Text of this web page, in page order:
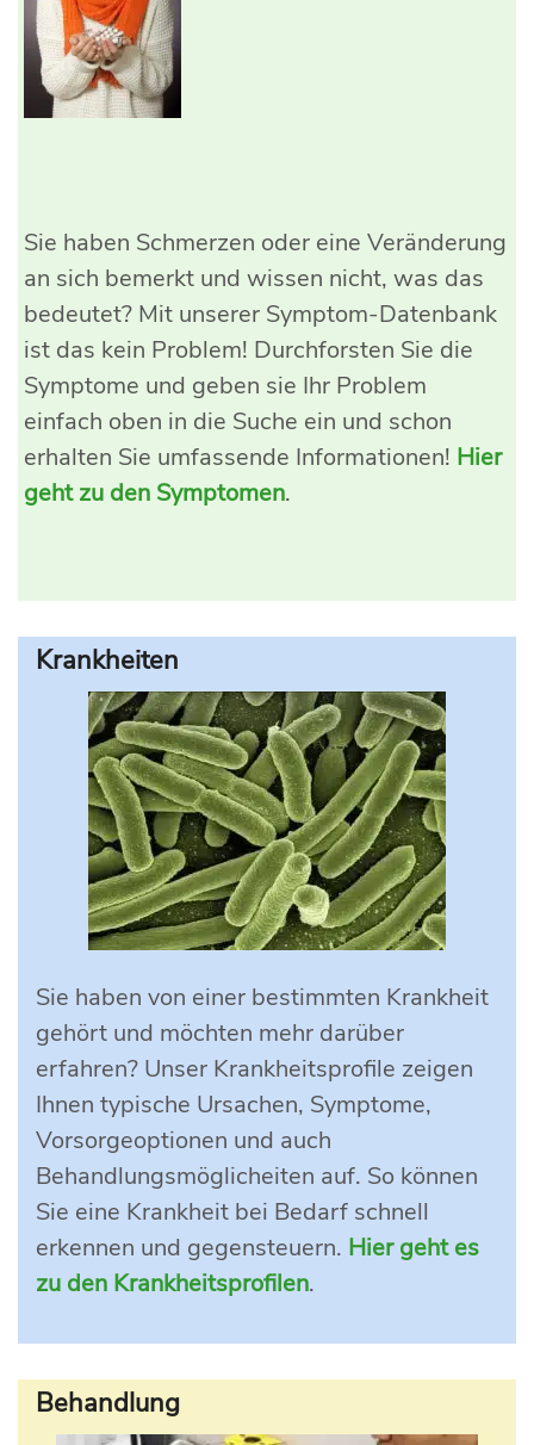
Sie haben Schmerzen oder eine Veränderung
an sich bemerkt und wissen nicht, was das
bedeutet? Mit unserer Symptom-Datenbank
ist das kein Problem! Durchforsten Sie die
Symptome und geben sie Ihr Problem
einfach oben in die Suche ein und schon
erhalten Sie umfassende Informationen! Hier
geht zu den Symptomen.
Krankheiten
Sie haben von einer bestimmten Krankheit
gehört und möchten mehr darüber
erfahren? Unser Krankheitsprofile zeigen
Ihnen typische Ursachen, Symptome,
Vorsorgeoptionen und auch
Behandlungsmöglicheiten auf. So können
Sie eine Krankheit bei Bedarf schnell
erkennen und gegensteuern. Hier geht es
zu den Krankheitsprofilen.
Behandlung